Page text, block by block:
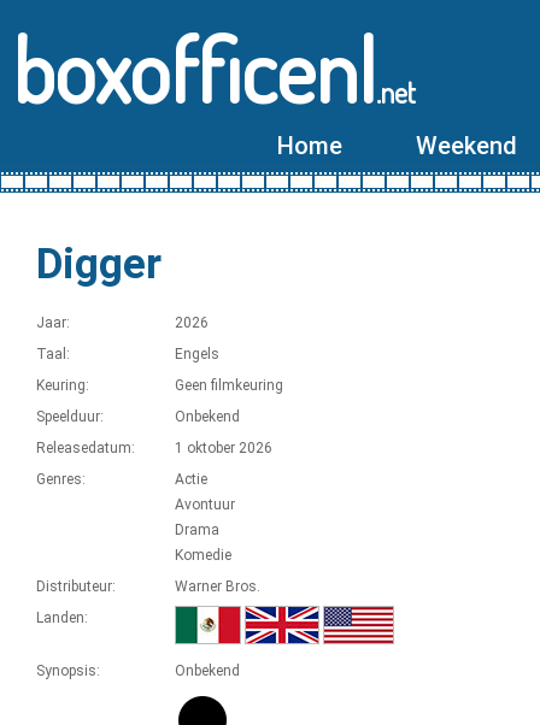
boxofficenl.net
Home Weekend
Digger
Jaar:
2026
Taal:
Engels
Keuring:
Geen filmkeuring
Speelduur:
Onbekend
Releasedatum:
1 oktober 2026
Genres:
Actie
Avontuur
Drama
Komedie
Distributeur:
Warner Bros.
Landen:
Synopsis: Onbekend